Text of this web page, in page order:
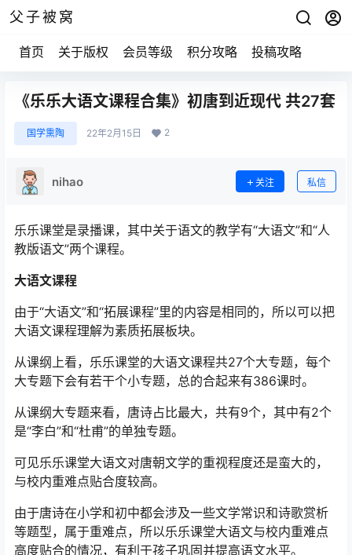
父子被窝
首页 关于版权 会员等级 积分攻略 投稿攻略
《乐乐大语文课程合集》初唐到近现代 共27套
国学熏陶 22年2月15日 2
nihao 关注 私信
乐乐课堂是录播课，其中关于语文的教学有“大语文”和“人
教版语文”两个课程。
大语文课程
由于“大语文”和“拓展课程”里的内容是相同的，所以可以把
大语文课程理解为素质拓展板块。
从课纲上看，乐乐课堂的大语文课程共27个大专题，每个
大专题下会有若干个小专题，总的合起来有386课时。
从课纲大专题来看，唐诗占比最大，共有9个，其中有2个
是“李白”和“杜甫”的单独专题。
可见乐乐课堂大语文对唐朝文学的重视程度还是蛮大的，
与校内重难点贴合度较高。
由于唐诗在小学和初中都会涉及一些文学常识和诗歌赏析
等题型，属于重难点，所以乐乐课堂大语文与校内重难点
高度贴合的情况，有利于孩子巩固并提高语文水平。